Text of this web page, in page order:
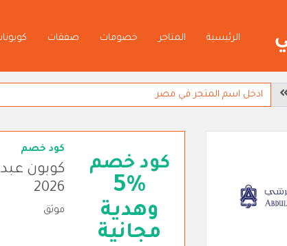
الرئيسية المتاجر خصومات صفقات
كود خصم
5%
وهدية
مجانية
كود خصم
كوبون
2026
موثق